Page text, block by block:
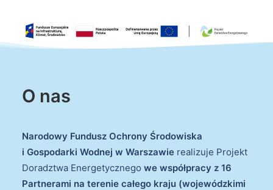
O nas
Narodowy Fundusz Ochrony Środowiska
i Gospodarki Wodnej w Warszawie realizuje Projekt
Doradztwa Energetycznego we współpracy z 16
Partnerami na terenie całego kraju (wojewódzkimi